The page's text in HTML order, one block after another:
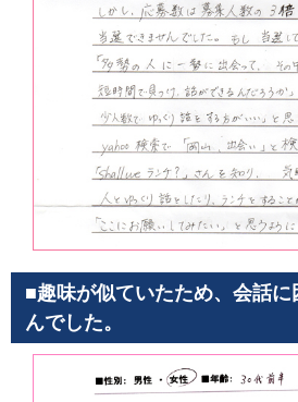
■趣味が似ていたため、会話
んでした。